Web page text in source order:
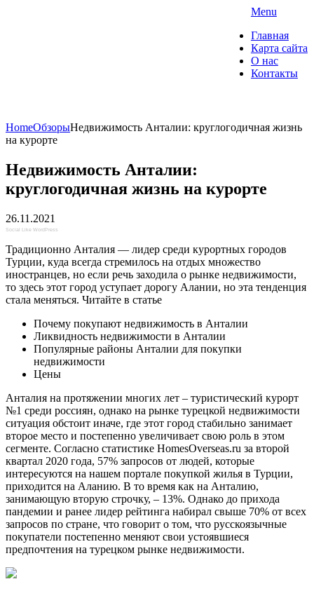
Menu
Главная
Карта сайта
О нас
Контакты
HomeОбзорыНедвижимость Анталии: круглогодичная жизнь
на курорте
Недвижимость Анталии:
круглогодичная жизнь на курорте
26.11.2021
Social Like WordPress
Традиционно Анталия — лидер среди курортных городов
Турции, куда всегда стремилось на отдых множество
иностранцев, но если речь заходила о рынке недвижимости,
то здесь этот город уступает дорогу Алании, но эта тенденция
стала меняться. Читайте в статье
Почему покупают недвижимость в Анталии
Ликвидность недвижимости в Анталии
Популярные районы Анталии для покупки
недвижимости
Цены
Анталия на протяжении многих лет – туристический курорт
№1 среди россиян, однако на рынке турецкой недвижимости
ситуация обстоит иначе, где этот город стабильно занимает
второе место и постепенно увеличивает свою роль в этом
сегменте. Согласно статистике HomesOverseas.ru за второй
квартал 2020 года, 57% запросов от людей, которые
интересуются на нашем портале покупкой жилья в Турции,
приходится на Аланию. В то время как на Анталию,
занимающую вторую строчку, – 13%. Однако до прихода
пандемии и ранее лидер рейтинга набирал свыше 70% от всех
запросов по стране, что говорит о том, что русскоязычные
покупатели постепенно меняют свои устоявшиеся
предпочтения на турецком рынке недвижимости.